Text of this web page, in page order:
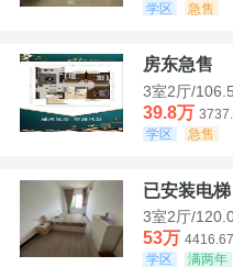
学区
急售
房东急售
3室2厅/
39.8万
学区
急售
3室2厅/
53万
学区
满两年